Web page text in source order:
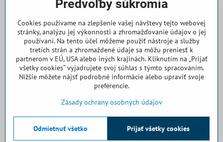
0918 708 070
objednavky​@casallia​.sk
+421 32 7443 844
+421 32 7445 133
Všetko k nákupu
©
Copyright
Predvoľby súkromiaZásady ochrany osobných údajov
Predvoľby súkromia
Cookies používame na zlepšenie vašej návštevy tejto webovej
stránky, analýzu jej výkonnosti a zhromažďovanie údajov o jej
používaní. Na tento účel môžeme použiť nástroje a služby
tretích strán a zhromaždené údaje sa môžu preniesť k
partnerom v EÚ, USA alebo iných krajinách. Kliknutím na „Prijať
všetky cookies“ vyjadrujete svoj súhlas s týmto spracovaním.
Nižšie môžete nájsť podrobné informácie alebo upraviť svoje
preferencie.
Zásady ochrany osobných údajov
Prijať všetky cookies
Odmietnuť všetko